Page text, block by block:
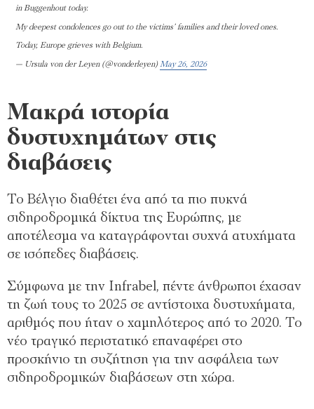
in Buggenhout today.
My deepest condolences go out to the victims’ families and their loved ones.
Today, Europe grieves with Belgium.
— Ursula von der Leyen (@vonderleyen)May 26, 2026
Μακρά ιστορία
δυστυχημάτων στις
διαβάσεις
Το Βέλγιο διαθέτει ένα από τα πιο πυκνά
σιδηροδρομικά δίκτυα της Ευρώπης, με
αποτέλεσμα να καταγράφονται συχνά ατυχήματα
σε ισόπεδες διαβάσεις.
Σύμφωνα με την Infrabel, πέντε άνθρωποι έχασαν
τη ζωή τους το 2025 σε αντίστοιχα δυστυχήματα,
αριθμός που ήταν ο χαμηλότερος από το 2020. Το
νέο τραγικό περιστατικό επαναφέρει στο
προσκήνιο τη συζήτηση για την ασφάλεια των
σιδηροδρομικών διαβάσεων στη χώρα.